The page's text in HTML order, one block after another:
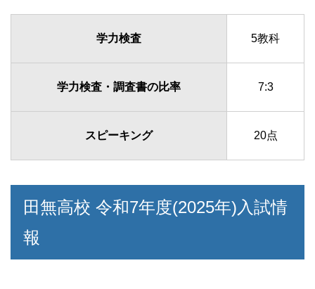
学力検査 5教科
学力検査・調査書の比率 7:3
スピーキング 20点
田無高校 令和7年度(2025年)入試情
報